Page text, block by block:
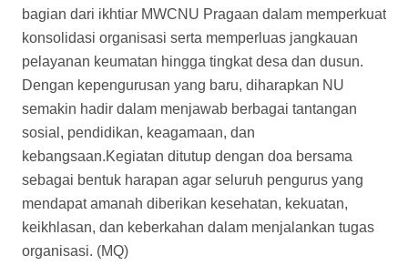
bagian dari ikhtiar MWCNU Pragaan dalam memperkuat
konsolidasi organisasi serta memperluas jangkauan
pelayanan keumatan hingga tingkat desa dan dusun.
Dengan kepengurusan yang baru, diharapkan NU
semakin hadir dalam menjawab berbagai tantangan
sosial, pendidikan, keagamaan, dan
kebangsaan.Kegiatan ditutup dengan doa bersama
sebagai bentuk harapan agar seluruh pengurus yang
mendapat amanah diberikan kesehatan, kekuatan,
keikhlasan, dan keberkahan dalam menjalankan tugas
organisasi. (MQ)